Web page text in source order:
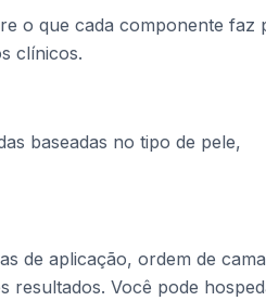
o que cada componente faz
clínicos.
baseadas no tipo de pele,
de aplicação, ordem de
resultados. Você pode